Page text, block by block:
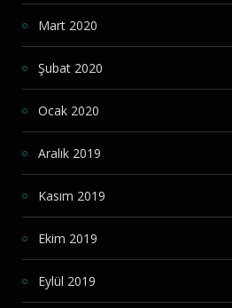
Mart 2020
Şubat 2020
Ocak 2020
Aralık 2019
Kasım 2019
Ekim 2019
Eylül 2019